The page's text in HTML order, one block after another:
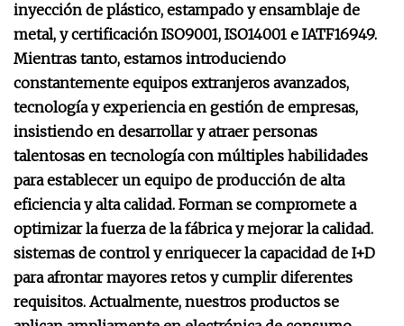
inyección de plástico, estampado y ensamblaje de
metal, y certificación ISO9001, ISO14001 e IATF16949.
Mientras tanto, estamos introduciendo
constantemente equipos extranjeros avanzados,
tecnología y experiencia en gestión de empresas,
insistiendo en desarrollar y atraer personas
talentosas en tecnología con múltiples habilidades
para establecer un equipo de producción de alta
eficiencia y alta calidad. Forman se compromete a
optimizar la fuerza de la fábrica y mejorar la calidad.
sistemas de control y enriquecer la capacidad de I+D
para afrontar mayores retos y cumplir diferentes
requisitos. Actualmente, nuestros productos se